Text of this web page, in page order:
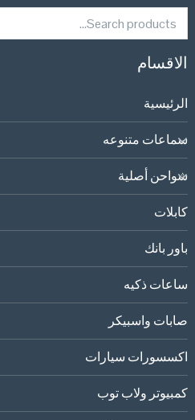
الاقسام
الرئيسية
سماعات متنوعه
شواحن أصلية
كابلات
باور بانك
ساعات ذكيه
صابات واسبيكر
اكسسورات سيارات
كمبيوتر ولاب توب